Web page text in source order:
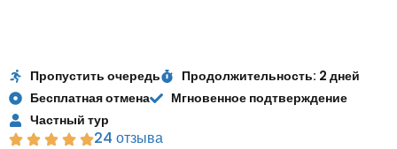
Пропустить очередь
Продолжительность: 2 дней
Бесплатная отмена
Мгновенное подтверждение
Частный тур
24 отзыва